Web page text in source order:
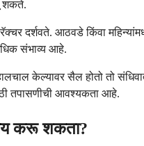
शकते.
दर्शवते. आठवडे किंवा
संभाव्य आहे.
केल्यावर सैल होतो तो संधिवात
तपासणीची आवश्यकता आहे.
करू शकता?